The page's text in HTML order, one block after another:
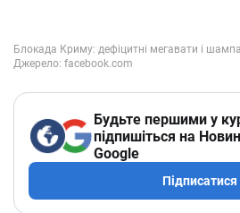
Будьте першими у
підпишіться на
Google
Підписатися